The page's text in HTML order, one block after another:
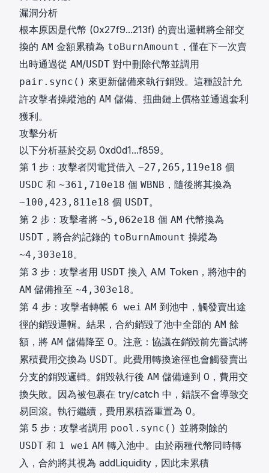
漏洞分析
根本原因是代幣 (0x27f9...213f) 的賣出邏輯將全部交
換的 AM 金額累積為 toBurnAmount ，僅在下一次賣
出時通過從 AM/USDT 對中刪除代幣並調用
pair.sync() 來更新儲備來執行銷毀。這種設計允
許攻擊者操縱池的 AM 儲備、扭曲鏈上價格並通過套利
獲利。
攻擊分析
以下分析基於交易 0xd0d1...f859。
第 1 步：攻擊者閃電貸借入 ~27,265,119e18 個
USDC 和 ~361,710e18 個 WBNB ，隨後將其換為
~100,423,811e18 個 USDT。
第 2 步：攻擊者將 ~5,062e18 個 AM 代幣換為
USDT ，將合約記錄的 toBurnAmount 操縱為
~4,303e18。
第 3 步：攻擊者用 USDT 換入 AM Token，將池中的
AM 儲備推至 ~4,303e18。
第 4 步：攻擊者轉帳 6 wei AM 到池中，觸發賣出途
徑的銷毀邏輯。結果，合約銷毀了池中全部的 AM 餘
額，將 AM 儲備降至 0。注意：協議在銷毀前先嘗試將
累積費用交換為 USDT。此費用轉換途徑也會觸發賣出
分支的銷毀邏輯。銷毀執行後 AM 儲備達到 0，費用交
換失敗。因為被包裹在 try/catch 中，錯誤不會導致交
易回滾。執行繼續，費用累積器重置為 0。
第 5 步：攻擊者調用 pool.sync() 並將剩餘的
USDT 和 1 wei AM 轉入池中。由於兩種代幣同時轉
入，合約將其視為 addLiquidity，因此未累積